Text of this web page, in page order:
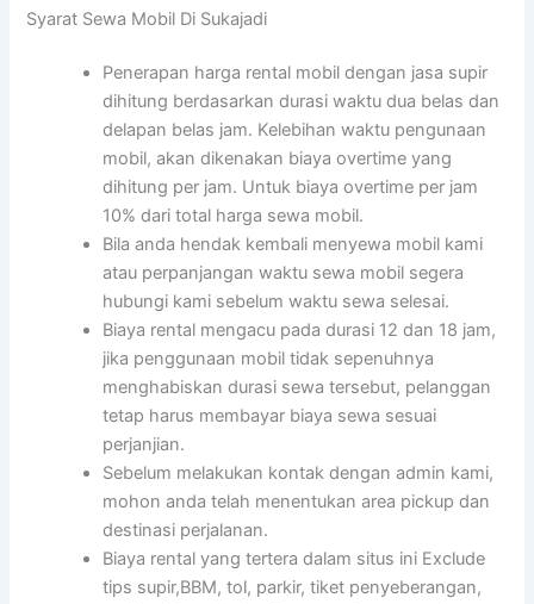
Syarat Sewa Mobil Di Sukajadi
Penerapan harga rental mobil dengan jasa supir
dihitung berdasarkan durasi waktu dua belas dan
delapan belas jam. Kelebihan waktu pengunaan
mobil, akan dikenakan biaya overtime yang
dihitung per jam. Untuk biaya overtime per jam
10% dari total harga sewa mobil.
Bila anda hendak kembali menyewa mobil kami
atau perpanjangan waktu sewa mobil segera
hubungi kami sebelum waktu sewa selesai.
Biaya rental mengacu pada durasi 12 dan 18 jam,
jika penggunaan mobil tidak sepenuhnya
menghabiskan durasi sewa tersebut, pelanggan
tetap harus membayar biaya sewa sesuai
perjanjian.
Sebelum melakukan kontak dengan admin kami,
mohon anda telah menentukan area pickup dan
destinasi perjalanan.
Biaya rental yang tertera dalam situs ini Exclude
tips supir,BBM, tol, parkir, tiket penyeberangan,